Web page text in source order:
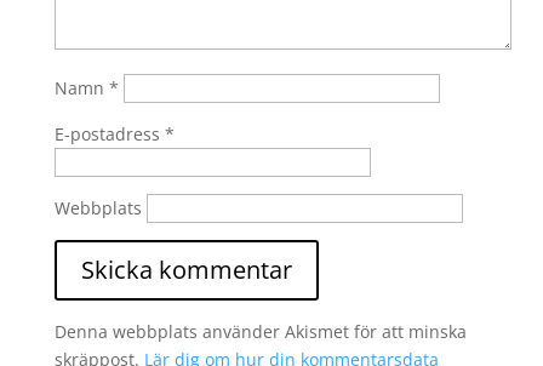
Namn *
E-postadress *
Webbplats
Denna webbplats använder Akismet för att minska
skräppost. Lär dig om hur din kommentarsdata